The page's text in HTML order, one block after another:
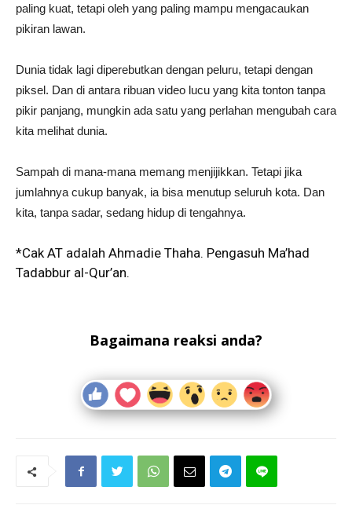
paling kuat, tetapi oleh yang paling mampu mengacaukan
pikiran lawan.
Dunia tidak lagi diperebutkan dengan peluru, tetapi dengan
piksel. Dan di antara ribuan video lucu yang kita tonton tanpa
pikir panjang, mungkin ada satu yang perlahan mengubah cara
kita melihat dunia.
Sampah di mana-mana memang menjijikkan. Tetapi jika
jumlahnya cukup banyak, ia bisa menutup seluruh kota. Dan
kita, tanpa sadar, sedang hidup di tengahnya.
*Cak AT adalah Ahmadie Thaha. Pengasuh Ma’had
Tadabbur al-Qur’an.
Bagaimana reaksi anda?